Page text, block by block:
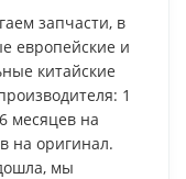
запчасти, в
европейские и
китайские
1
месяцев на
на оригинал.
мы